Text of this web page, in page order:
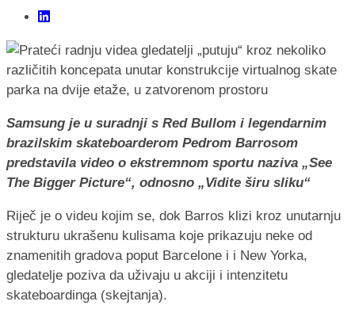
Samsung je u suradnji s Red Bullom i legendarnim
brazilskim skateboarderom Pedrom Barrosom
predstavila video o ekstremnom sportu naziva „See
The Bigger Picture“, odnosno „Vidite širu sliku“
Riječ je o videu kojim se, dok Barros klizi kroz unutarnju
strukturu ukrašenu kulisama koje prikazuju neke od
znamenitih gradova poput Barcelone i i New Yorka,
gledatelje poziva da uživaju u akciji i intenzitetu
skateboardinga (skejtanja).